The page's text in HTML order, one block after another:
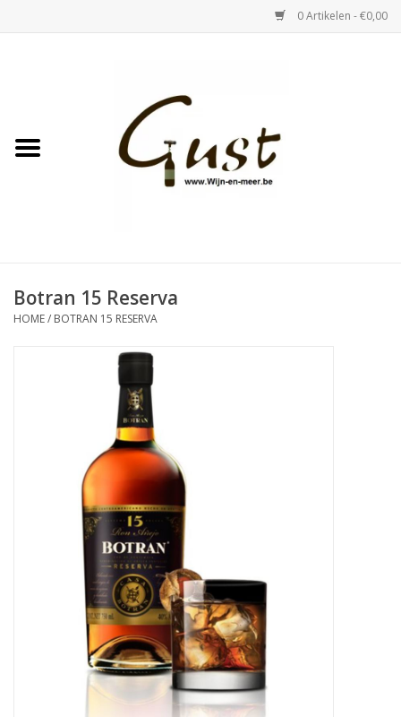
0 Artikelen - €0,00
Witte wijn
Bubbels & Vermout
Tastings & zaalverhuur
Botran 15 Reserva
HOME/ BOTRAN 15 RESERVA